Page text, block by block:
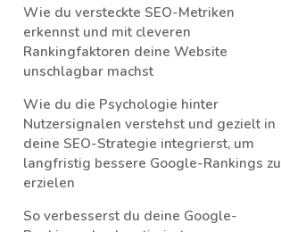
Wie du versteckte SEO-Metriken
erkennst und mit cleveren
Rankingfaktoren deine Website
unschlagbar machst
Wie du die Psychologie hinter
Nutzersignalen verstehst und gezielt in
deine SEO-Strategie integrierst, um
langfristig bessere Google-Rankings zu
erzielen
So verbesserst du deine Google-